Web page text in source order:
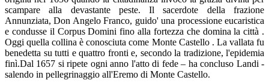
scampare alla devastante peste. Il sacerdote della frazione
Annunziata, Don Angelo Franco, guido' una processione eucaristica
e condusse il Corpus Domini fino alla fortezza che domina la città .
Oggi quella collina è conosciuta come Monte Castello . La vallata fu
benedetta su tutti e quattro fronti e, secondo la tradizione, l'epidemia
finì.Dal 1657 si ripete ogni anno l'atto di fede – ha concluso Landi -
salendo in pellegrinaggio all'Eremo di Monte Castello.